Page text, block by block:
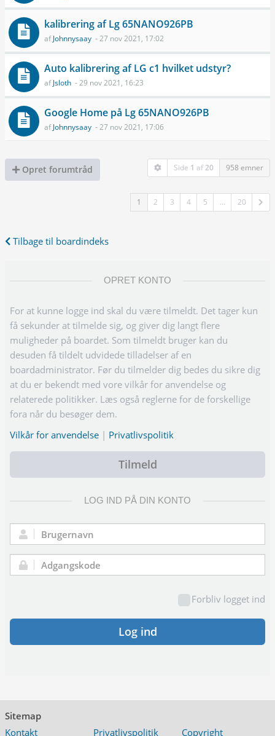
kalibrering af Lg 65NANO926PB
afJohnnysaay - 27 nov 2021, 17:02
Auto kalibrering af LG c1 hvilket udstyr?
afJsloth - 29 nov 2021, 16:23
Google Home på Lg 65NANO926PB
afJohnnysaay - 27 nov 2021, 17:06
Opret forumtråd Side 1 af20 958 emner
1 2 3 4 5 … 20
Tilbage til boardindeks
OPRET KONTO
For at kunne logge ind skal du være tilmeldt. Det tager kun
få sekunder at tilmelde sig, og giver dig langt flere
muligheder på boardet. Som tilmeldt bruger kan du
desuden få tildelt udvidede tilladelser af en
boardadministrator. Før du tilmelder dig bedes du sikre dig
at du er bekendt med vore vilkår for anvendelse og
relaterede politikker. Læs også reglerne for de forskellige
fora når du besøger dem.
Vilkår for anvendelse | Privatlivspolitik
Tilmeld
LOG IND PÅ DIN KONTO
Brugernavn:
Adgangskode:
Forbliv logget ind
Log ind
Sitemap
Kontakt
Privatlivspolitik Copyright